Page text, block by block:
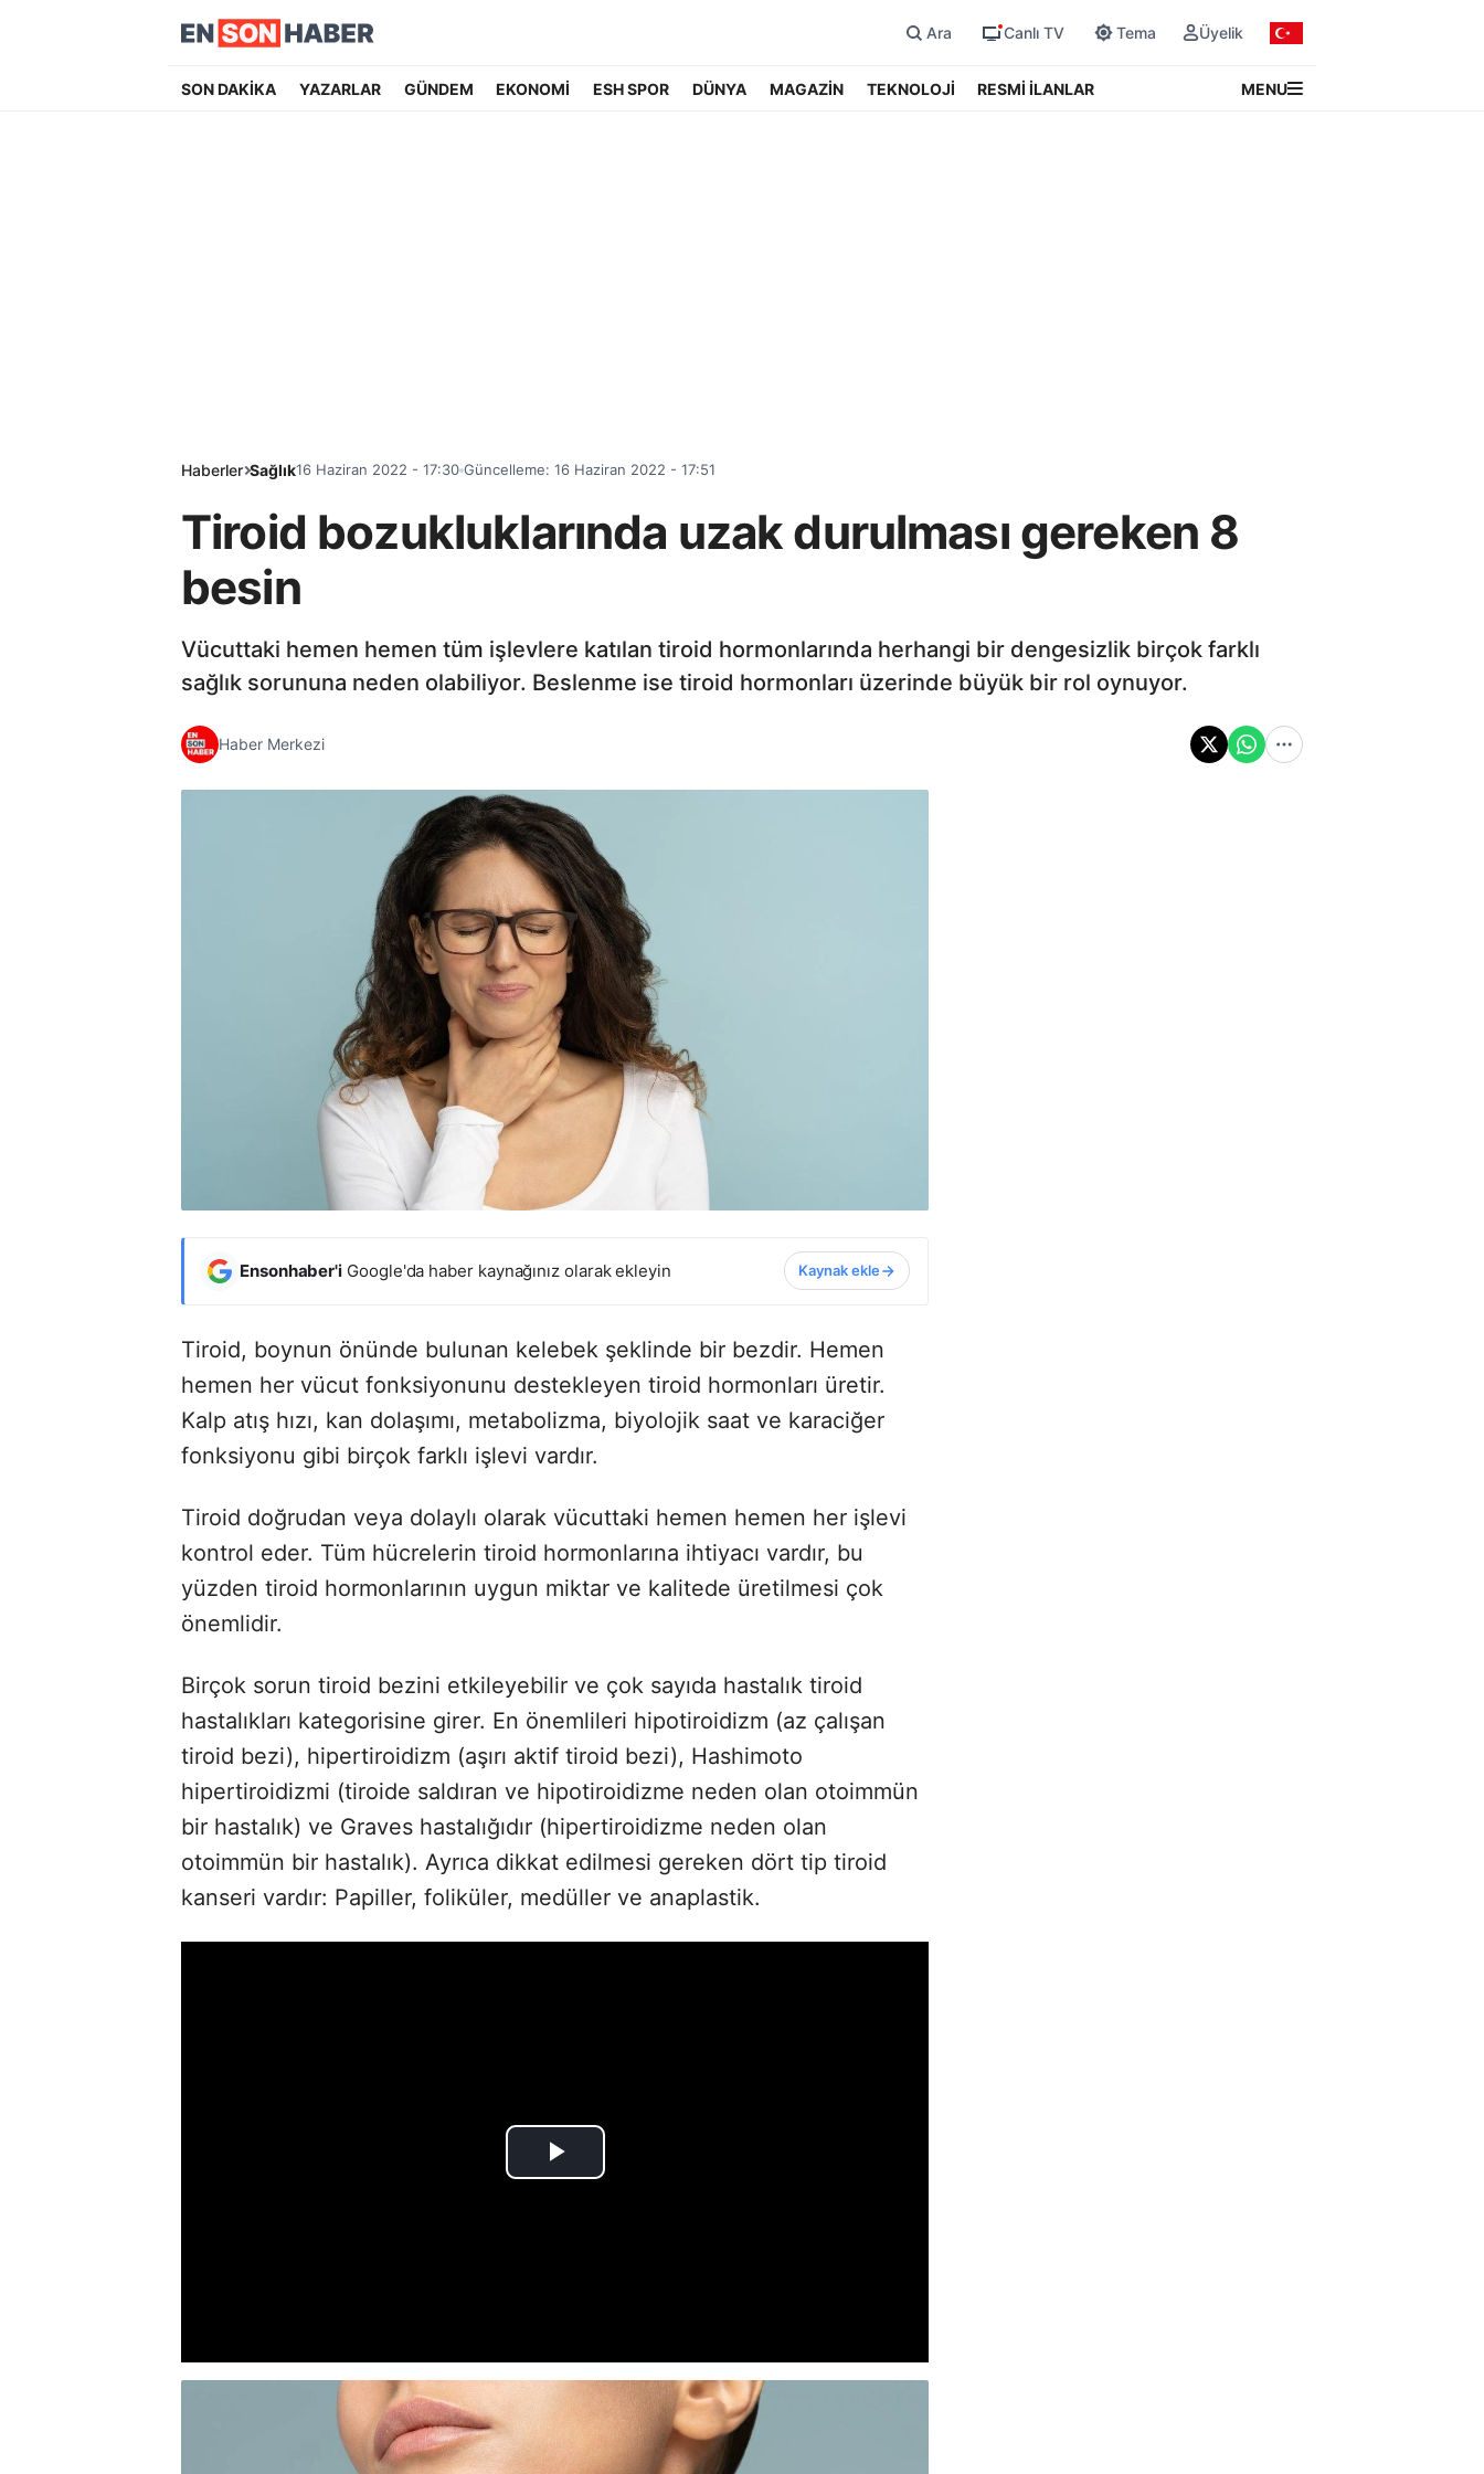
Ara Canlı TV Tema Üyelik
SON DAKİKA YAZARLAR GÜNDEM EKONOMİ ESH SPOR DÜNYA MAGAZİN TEKNOLOJİ RESMİ İLANLAR MENU
Haberler Sağlık16 Haziran 2022 - 17:30 Güncelleme: 16 Haziran 2022 - 17:51
Tiroid bozukluklarında uzak durulması gereken 8
besin
Vücuttaki hemen hemen tüm işlevlere katılan tiroid hormonlarında herhangi bir dengesizlik birçok farklı
sağlık sorununa neden olabiliyor. Beslenme ise tiroid hormonları üzerinde büyük bir rol oynuyor.
Haber Merkezi
Ensonhaber'i Google'da haber kaynağınız olarak ekleyin Kaynak ekle
Tiroid, boynun önünde bulunan kelebek şeklinde bir bezdir. Hemen
hemen her vücut fonksiyonunu destekleyen tiroid hormonları üretir.
Kalp atış hızı, kan dolaşımı, metabolizma, biyolojik saat ve karaciğer
fonksiyonu gibi birçok farklı işlevi vardır.
Tiroid doğrudan veya dolaylı olarak vücuttaki hemen hemen her işlevi
kontrol eder. Tüm hücrelerin tiroid hormonlarına ihtiyacı vardır, bu
yüzden tiroid hormonlarının uygun miktar ve kalitede üretilmesi çok
önemlidir.
Birçok sorun tiroid bezini etkileyebilir ve çok sayıda hastalık tiroid
hastalıkları kategorisine girer. En önemlileri hipotiroidizm (az çalışan
tiroid bezi), hipertiroidizm (aşırı aktif tiroid bezi), Hashimoto
hipertiroidizmi (tiroide saldıran ve hipotiroidizme neden olan otoimmün
bir hastalık) ve Graves hastalığıdır (hipertiroidizme neden olan
otoimmün bir hastalık). Ayrıca dikkat edilmesi gereken dört tip tiroid
kanseri vardır: Papiller, foliküler, medüller ve anaplastik.